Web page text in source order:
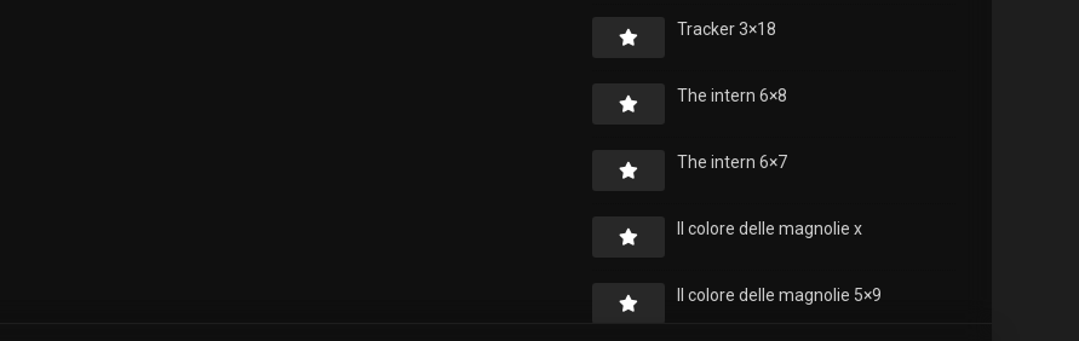
Tracker 3×18
The intern 6×8
The intern 6×7
Il colore delle magnolie x
Il colore delle magnolie 5×9